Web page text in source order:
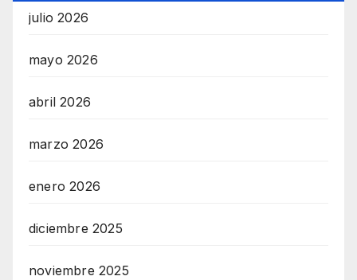
julio 2026
mayo 2026
abril 2026
marzo 2026
enero 2026
diciembre 2025
noviembre 2025